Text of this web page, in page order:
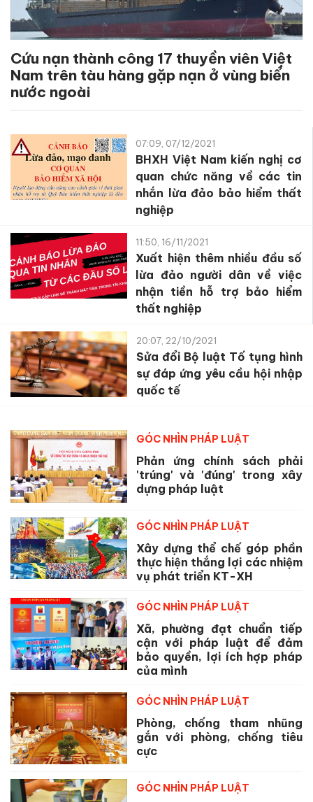
Cứu nạn thành công 17 thuyền viên Việt
Nam trên tàu hàng gặp nạn ở vùng biển
nước ngoài
07:09, 07/12/2021
BHXH Việt Nam kiến nghị cơ
quan chức năng về các tin
nhắn lừa đảo bảo hiểm thất
nghiệp
11:50, 16/11/2021
Xuất hiện thêm nhiều đầu số
lừa đảo người dân về việc
nhận tiền hỗ trợ bảo hiểm
thất nghiệp
20:07, 22/10/2021
Sửa đổi Bộ luật Tố tụng hình
sự đáp ứng yêu cầu hội nhập
quốc tế
GÓC NHÌN PHÁP LUẬT
Phản ứng chính sách phải
'trúng' và 'đúng' trong xây
dựng pháp luật
GÓC NHÌN PHÁP LUẬT
Xây dựng thể chế góp phần
thực hiện thắng lợi các nhiệm
vụ phát triển KT-XH
GÓC NHÌN PHÁP LUẬT
Xã, phường đạt chuẩn tiếp
cận với pháp luật để đảm
bảo quyền, lợi ích hợp pháp
của mình
GÓC NHÌN PHÁP LUẬT
Phòng, chống tham nhũng
gắn với phòng, chống tiêu
cực
GÓC NHÌN PHÁP LUẬT